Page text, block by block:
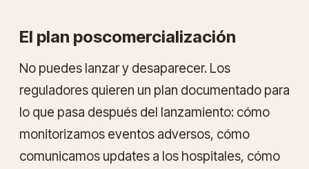
El plan poscomercialización
No puedes lanzar y desaparecer. Los
reguladores quieren un plan documentado para
lo que pasa después del lanzamiento: cómo
monitorizamos eventos adversos, cómo
comunicamos updates a los hospitales, cómo